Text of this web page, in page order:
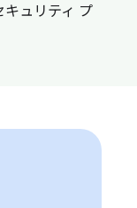
キュリティ プ